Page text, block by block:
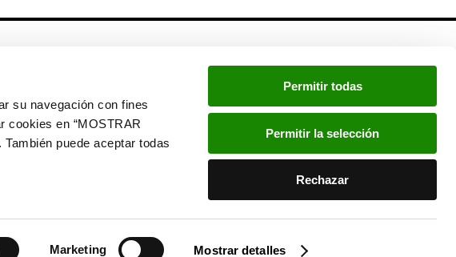
su navegación con fines
cookies en “MOSTRAR
puede aceptar todas
Marketing Mostrar detalles
Permitir todas
Permitir la selección
Rechazar
de la
Si quieres estar a la última, inscríbete a nuestra
newsletter:
política de privacidad